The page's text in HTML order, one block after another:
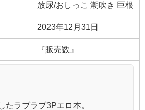
放尿/おしっこ 潮吹き 巨根
2023年12月31日
『販売数』
たラブラブ3Pエロ本。